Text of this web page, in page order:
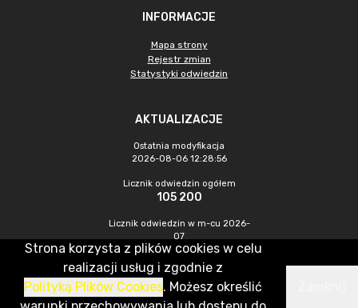
INFORMACJE
Mapa strony
Rejestr zmian
Statystyki odwiedzin
AKTUALIZACJE
Ostatnia modyfikacja
2026-08-06 12:28:56
Licznik odwiedzin ogółem
105 200
Licznik odwiedzin w m-cu 2026-
07
576
CMS & Hosting: Nefeni Sp. z o.o.
Strona korzysta z plików cookies w celu
realizacji usług i zgodnie z
Polityką Plików Cookies. Możesz określić